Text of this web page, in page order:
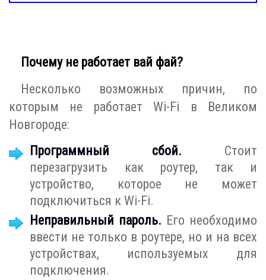
Почему не работает вай фай?
Несколько возможных причин, по
которым не работает Wi-Fi в Великом
Новгороде:
Программный сбой. Стоит
перезагрузить как роутер, так и
устройство, которое не может
подключиться к Wi-Fi.
Неправильный пароль. Его необходимо
ввести не только в роутере, но и на всех
устройствах, используемых для
подключения.